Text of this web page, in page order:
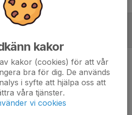
referat skrivet
kakor
kakor (cookies) för att vår
bra för dig. De används
i syfte att hjälpa oss att
våra tjänster.
vi cookies